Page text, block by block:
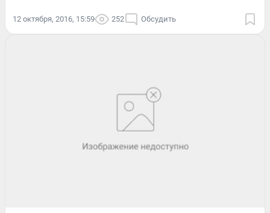
12 октября, 2016, 15:59 252 Обсудить